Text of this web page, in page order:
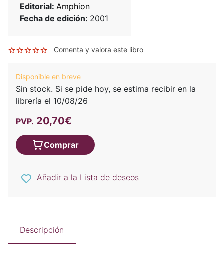
Editorial: Amphion
Fecha de edición: 2001
Comenta y valora este libro
Disponible en breve
Sin stock. Si se pide hoy, se estima recibir en la
librería el 10/08/26
PVP. 20,70€
Comprar
Añadir a la Lista de deseos
Descripción